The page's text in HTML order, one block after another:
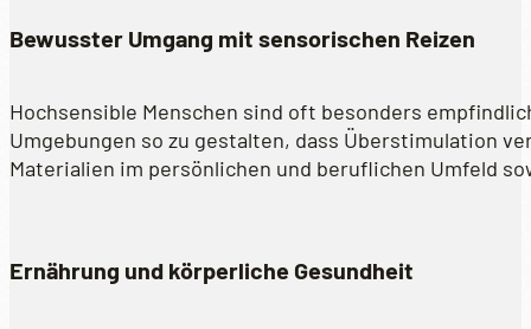
Bewusster Umgang mit sensorischen Reizen
Hochsensible Menschen sind oft besonders
Umgebungen so zu gestalten, dass Überstimulation
Materialien im persönlichen und beruflichen Umfeld
Ernährung und körperliche Gesundheit